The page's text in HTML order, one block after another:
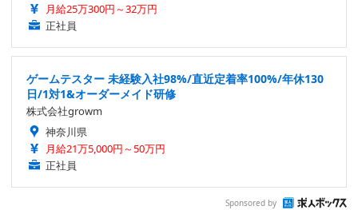
月給25万300円～32万円
正社員
ゲームテスター 未経験入社98%/直近定着率100%/年休130
日/1対1&オーダーメイド研修
株式会社growm
神奈川県
月給21万5,000円～50万円
正社員
Sponsored by